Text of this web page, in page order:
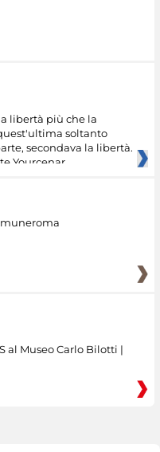
libertà più che la
soltanto
secondava la libertà.
Yourcenar
al Museo Carlo Bilotti |